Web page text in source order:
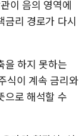
이 음의 영역에
금리 경로가 다시
을 하지 못하는
식이 계속 금리와
으로 해석할 수